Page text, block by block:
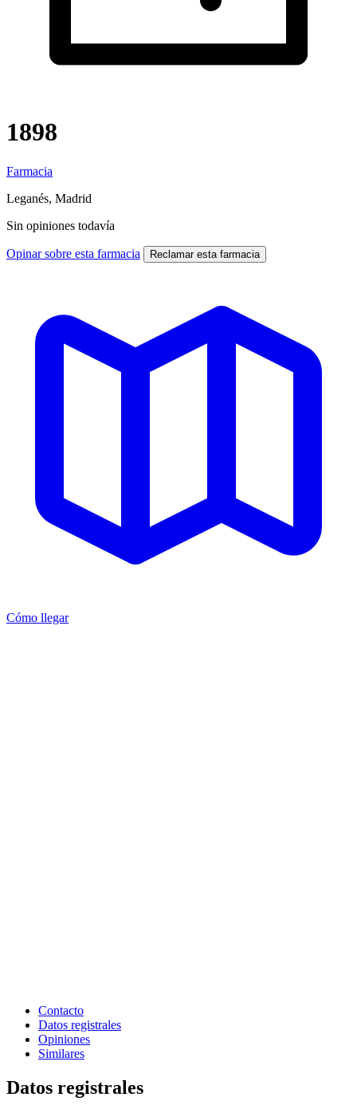
1898
Farmacia
Leganés, Madrid
Sin opiniones todavía
Opinar sobre esta farmacia Reclamar esta farmacia
Cómo llegar
Contacto
Datos registrales
Opiniones
Similares
Datos registrales